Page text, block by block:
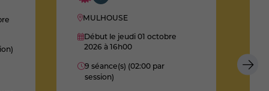
MULHOUSE
Début le jeudi 01 octobre
2026à 16h00
9 séance(s) (02:00 par
session)